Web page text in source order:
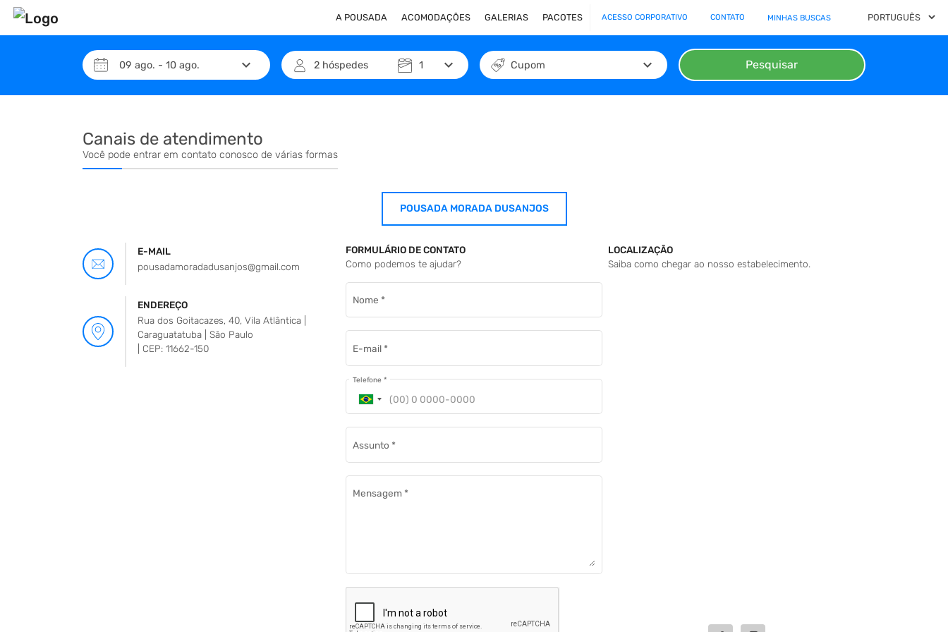
A POUSADA ACOMODAÇÕES GALERIAS PACOTES ACESSO CORPORATIVO CONTATO MINHAS BUSCAS
09 ago. - 10 ago. keyboard_arrow_down 2 hóspedes 1 keyboard_arrow_down Cupom keyboard_arrow_down Pesquisar
Canais de atendimento
Você pode entrar em contato conosco de várias formas
POUSADA MORADA DUSANJOS
E-MAIL
pousadamoradadusanjos@gmail.com
ENDEREÇO
Rua dos Goitacazes, 40, Vila Atlântica |
Caraguatatuba | São Paulo
| CEP: 11662-150
FORMULÁRIO DE CONTATO
Como podemos te ajudar?
Nome *
E-mail*
Telefone *
Assunto *
Mensagem *
LOCALIZAÇÃO
Saiba como chegar ao nosso estabelecimento.